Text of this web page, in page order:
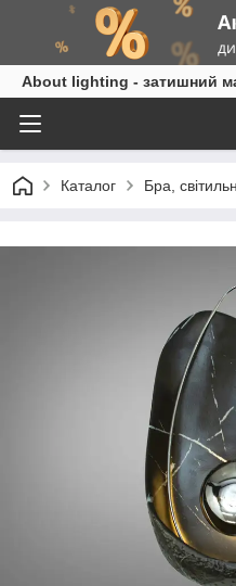
About lighting - затишний
Каталог Бра,